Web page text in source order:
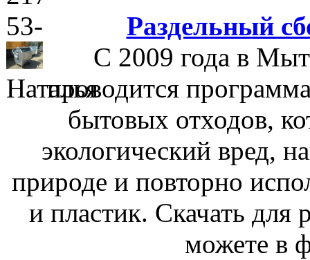
Раздельный
С 2009 года в
проводится
бытовых отходов,
экологический вред,
природе и повторно
и пластик. Скачать для
можете в